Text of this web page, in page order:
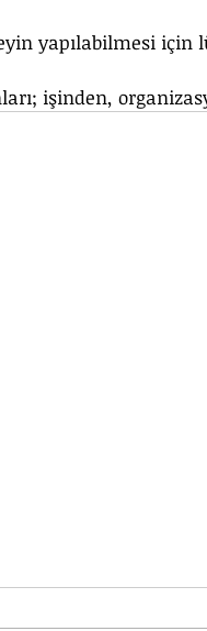
yapılabilmesi için
işinden,
Güvenlik açığı